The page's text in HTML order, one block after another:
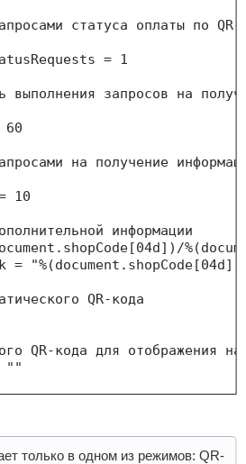
статуса оплаты по
= 1
выполнения запросов на
на получение
10
информации
QR-кода
QR-кода для отображения
""
только в одном из режимов: QR-